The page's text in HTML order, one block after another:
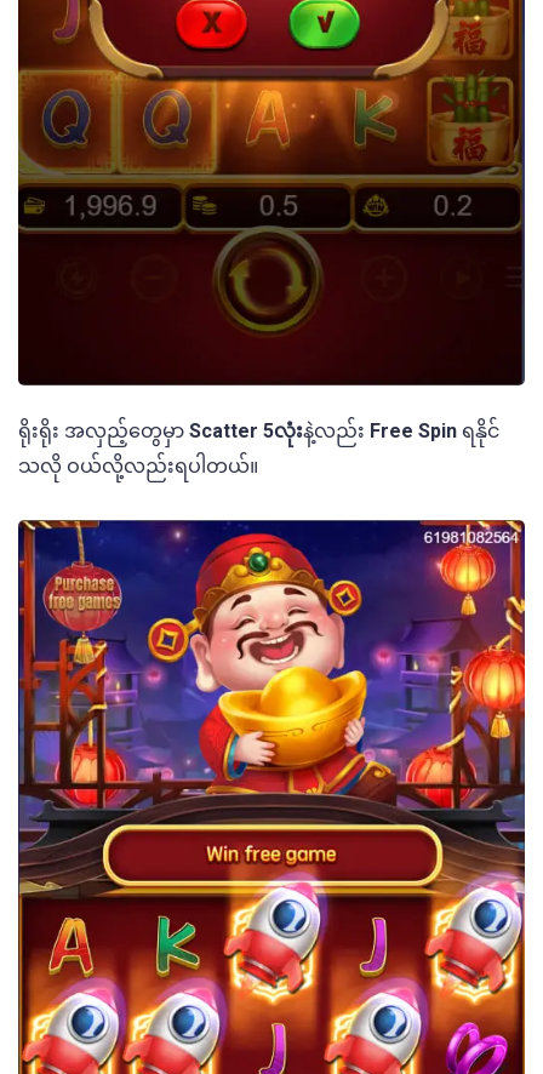
ရိုးရိုး အလှည့်တွေမှာ Scatter 5လုံးနဲ့လည်း Free Spin ရနိုင်
သလို ဝယ်လို့လည်းရပါတယ်။